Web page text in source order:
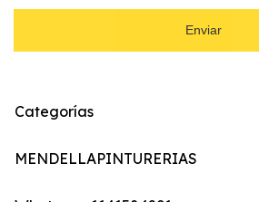
Enviar
Categorías
MENDELLAPINTURERIAS